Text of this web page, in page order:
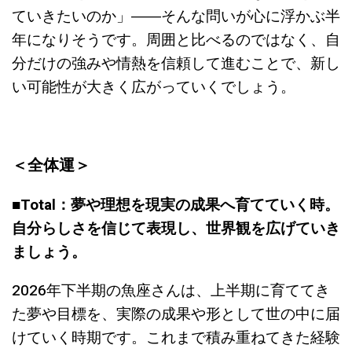
ていきたいのか」――そんな問いが心に浮かぶ半
年になりそうです。周囲と比べるのではなく、自
分だけの強みや情熱を信頼して進むことで、新し
い可能性が大きく広がっていくでしょう。
＜全体運＞
■Total：夢や理想を現実の成果へ育てていく時。
自分らしさを信じて表現し、世界観を広げていき
ましょう。
2026年下半期の魚座さんは、上半期に育ててき
た夢や目標を、実際の成果や形として世の中に届
けていく時期です。これまで積み重ねてきた経験